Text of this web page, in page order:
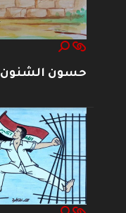
حسون الشنون